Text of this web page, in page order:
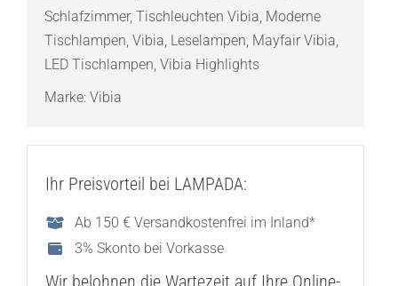
Schlafzimmer, Tischleuchten Vibia, Moderne
Tischlampen, Vibia, Leselampen, Mayfair Vibia,
LED Tischlampen, Vibia Highlights
Marke: Vibia
Ihr Preisvorteil bei LAMPADA:
Ab 150 € Versandkostenfrei im Inland*
3% Skonto bei Vorkasse
Wir belohnen die Wartezeit auf Ihre Online-